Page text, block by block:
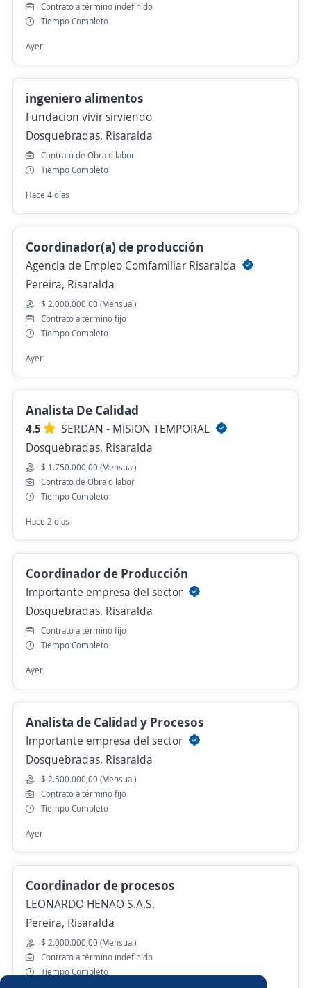
Contrato a término indefinido
Tiempo Completo
Ayer
ingeniero alimentos
Fundacion vivir sirviendo
Dosquebradas, Risaralda
Contrato de Obra o labor
Tiempo Completo
Hace 4 días
Coordinador(a) de producción
Agencia de Empleo Comfamiliar Risaralda
Pereira, Risaralda
$ 2.000.000,00 (Mensual)
Contrato a término fijo
Tiempo Completo
Ayer
Analista De Calidad
4.5
SERDAN - MISION TEMPORAL
Dosquebradas, Risaralda
$ 1.750.000,00 (Mensual)
Contrato de Obra o labor
Tiempo Completo
Hace 2 días
Coordinador de Producción
Importante empresa del sector
Dosquebradas, Risaralda
Contrato a término fijo
Tiempo Completo
Ayer
Analista de Calidad y Procesos
Importante empresa del sector
Dosquebradas, Risaralda
$ 2.500.000,00 (Mensual)
Contrato a término fijo
Tiempo Completo
Ayer
Coordinador de procesos
LEONARDO HENAO S.A.S.
Pereira, Risaralda
$ 2.000.000,00 (Mensual)
Contrato a término indefinido
Tiempo Completo